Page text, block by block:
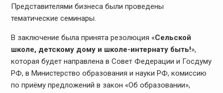
Представителями бизнеса были проведены
тематические семинары.
В заключение была принята резолюция «Сельской
школе, детскому дому и школе-интернату быть!»,
которая будет направлена в Совет Федерации и Госдуму
РФ, в Министерство образования и науки РФ, комиссию
по приёму предложений в закон «Об образовании»,